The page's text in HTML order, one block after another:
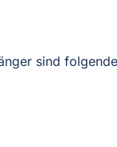
sind